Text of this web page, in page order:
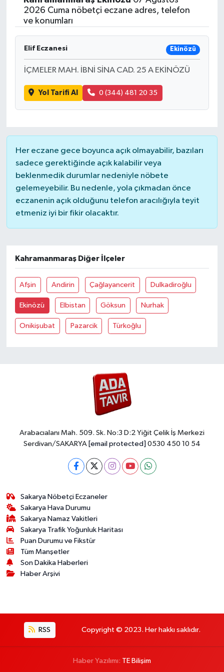
2026 Cuma nöbetçi eczane adres, telefon
ve konumları
Elif Eczanesi Ekinözü
İÇMELER MAH. İBNİ SİNA CAD. 25 A EKİNÖZÜ
Yol Tarifi Al 0 (344) 481 20 35
Her eczane gece boyunca açık olmayabilir, bazıları
sadece gerektiğinde açık kalabilir veya
beklenmedik durumlar nedeniyle nöbete
gelemeyebilir. Bu nedenle, yola çıkmadan önce
eczanenin açık olduğunu telefon aracılığıyla teyit
etmeniz iyi bir fikir olacaktır.
Kahramanmaraş Diğer İlçeler
Afşin Andirin Çağlayancerit Dulkadiroğlu
Ekinözü Elbistan Göksun Nurhak
Onikişubat Pazarcik Türkoğlu
Arabacıalanı Mah. 509. Sk. No:3 D:2 Yiğit Çelik İş Merkezi
Serdivan/SAKARYA [email protected] 0530 450 10 54
Sakarya Nöbetçi Eczaneler
Sakarya Hava Durumu
Sakarya Namaz Vakitleri
Sakarya Trafik Yoğunluk Haritası
Puan Durumu ve Fikstür
Tüm Manşetler
Son Dakika Haberleri
Haber Arşivi
RSS Copyright © 2023. Her hakkı saklıdır.
Haber Yazılımı: TE Bilişim